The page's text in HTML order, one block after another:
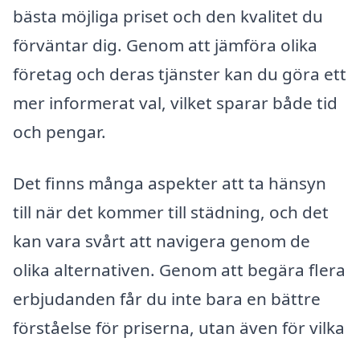
bästa möjliga priset och den kvalitet du
förväntar dig. Genom att jämföra olika
företag och deras tjänster kan du göra ett
mer informerat val, vilket sparar både tid
och pengar.
Det finns många aspekter att ta hänsyn
till när det kommer till städning, och det
kan vara svårt att navigera genom de
olika alternativen. Genom att begära flera
erbjudanden får du inte bara en bättre
förståelse för priserna, utan även för vilka